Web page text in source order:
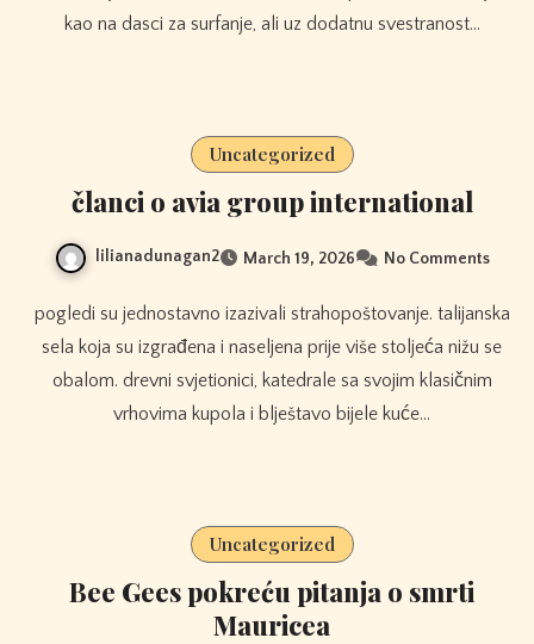
kao na dasci za surfanje, ali uz dodatnu svestranost…
Uncategorized
članci o avia group international
lilianadunagan2 March 19, 2026 No Comments
pogledi su jednostavno izazivali strahopoštovanje. talijanska
sela koja su izgrađena i naseljena prije više stoljeća nižu se
obalom. drevni svjetionici, katedrale sa svojim klasičnim
vrhovima kupola i blještavo bijele kuće…
Uncategorized
Bee Gees pokreću pitanja o smrti
Mauricea